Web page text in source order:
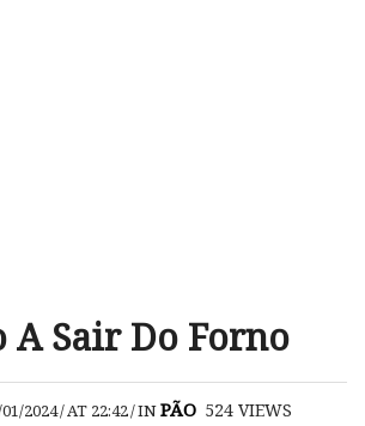
A Sair Do Forno
2024/AT 22:42/INPÃO 524 VIEWS